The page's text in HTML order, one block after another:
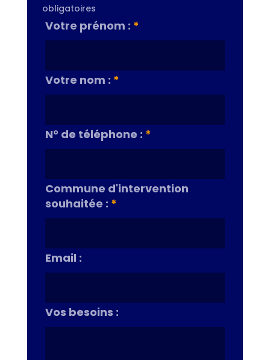
obligatoires
Votre prénom : *
Votre nom : *
N° de téléphone : *
Commune d'intervention
souhaitée : *
Email :
Vos besoins :